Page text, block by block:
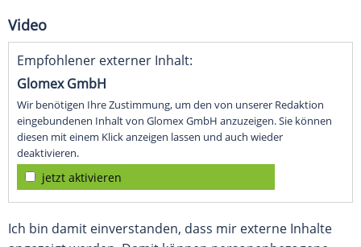
Video
Empfohlener externer Inhalt:
Glomex GmbH
Wir benötigen Ihre Zustimmung, um den von unserer Redaktion
eingebundenen Inhalt von Glomex GmbH anzuzeigen. Sie können
diesen mit einem Klick anzeigen lassen und auch wieder
deaktivieren.
jetzt aktivieren
Ich bin damit einverstanden, dass mir externe Inhalte